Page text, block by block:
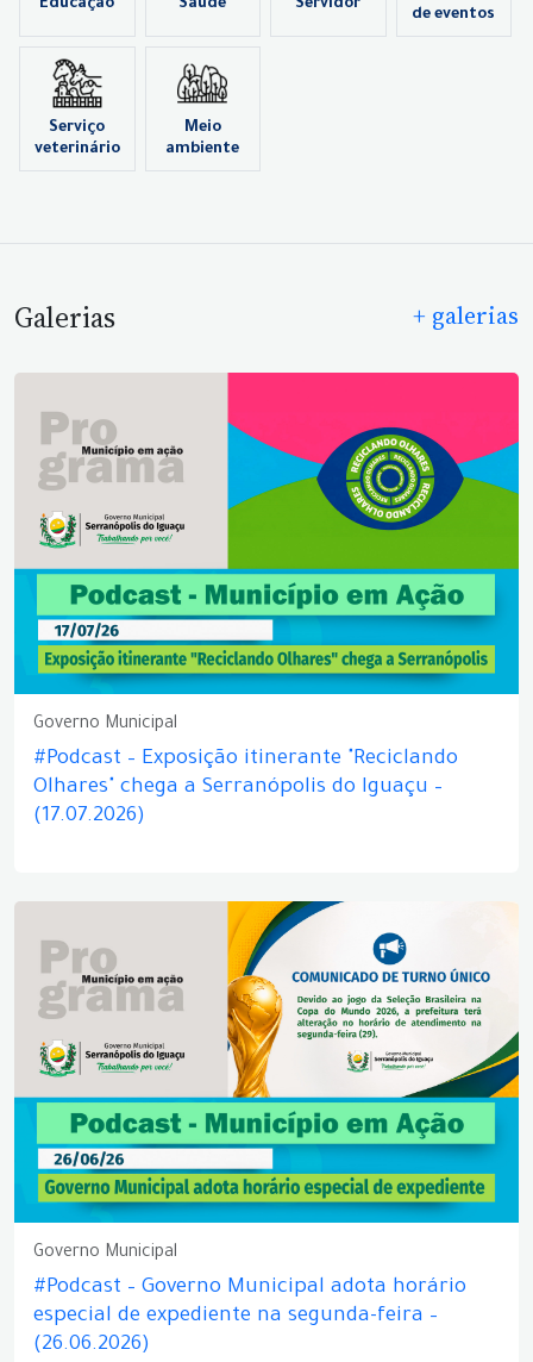
Educação Saúde Servidor
de eventos
Serviço
veterinário
Meio
ambiente
Galerias + galerias
Governo Municipal
#Podcast – Exposição itinerante "Reciclando
Olhares" chega a Serranópolis do Iguaçu –
(17.07.2026)
Governo Municipal
#Podcast – Governo Municipal adota horário
especial de expediente na segunda-feira –
(26.06.2026)